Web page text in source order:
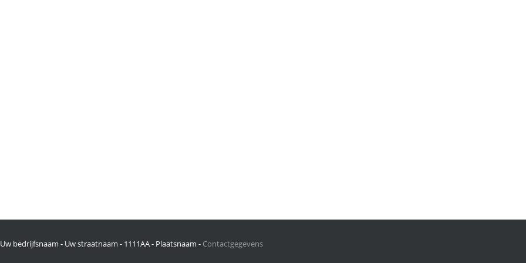
Uw bedrijfsnaam - Uw straatnaam - 1111AA - Plaatsnaam - Contactgegevens